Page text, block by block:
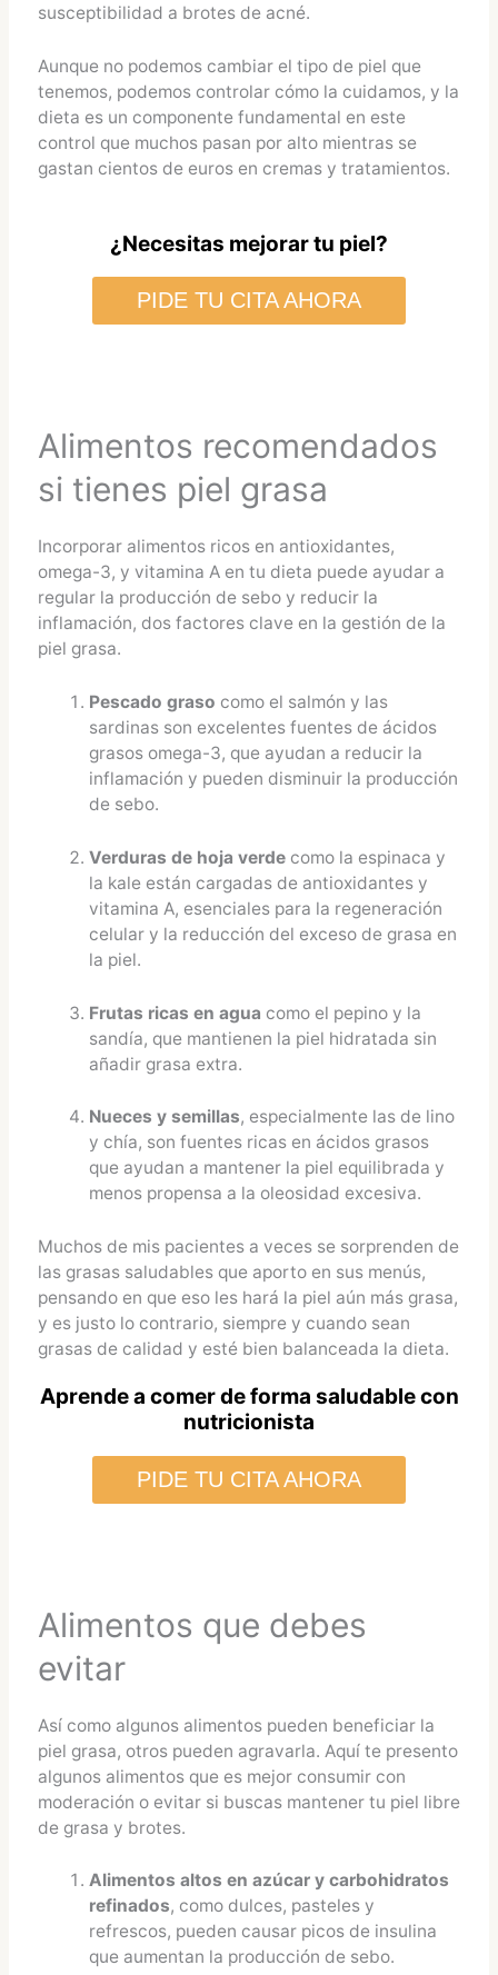
susceptibilidad a brotes de acné.
Aunque no podemos cambiar el tipo de piel que
tenemos, podemos controlar cómo la cuidamos, y la
dieta es un componente fundamental en este
control que muchos pasan por alto mientras se
gastan cientos de euros en cremas y tratamientos.
¿Necesitas mejorar tu piel?
PIDE TU CITA AHORA
Alimentos recomendados
si tienes piel grasa
Incorporar alimentos ricos en antioxidantes,
omega-3, y vitamina A en tu dieta puede ayudar a
regular la producción de sebo y reducir la
inflamación, dos factores clave en la gestión de la
piel grasa.
Pescado graso como el salmón y las
sardinas son excelentes fuentes de ácidos
grasos omega-3, que ayudan a reducir la
inflamación y pueden disminuir la producción
de sebo.
Verduras de hoja verde como la espinaca y
la kale están cargadas de antioxidantes y
vitamina A, esenciales para la regeneración
celular y la reducción del exceso de grasa en
la piel.
Frutas ricas en agua como el pepino y la
sandía, que mantienen la piel hidratada sin
añadir grasa extra.
Nueces y semillas, especialmente las de lino
y chía, son fuentes ricas en ácidos grasos
que ayudan a mantener la piel equilibrada y
menos propensa a la oleosidad excesiva.
Muchos de mis pacientes a veces se sorprenden de
las grasas saludables que aporto en sus menús,
pensando en que eso les hará la piel aún más grasa,
y es justo lo contrario, siempre y cuando sean
grasas de calidad y esté bien balanceada la dieta.
Aprende a comer de forma saludable con
nutricionista
PIDE TU CITA AHORA
Alimentos que debes
evitar
Así como algunos alimentos pueden beneficiar la
piel grasa, otros pueden agravarla. Aquí te presento
algunos alimentos que es mejor consumir con
moderación o evitar si buscas mantener tu piel libre
de grasa y brotes.
Alimentos altos en azúcar y carbohidratos
refinados, como dulces, pasteles y
refrescos, pueden causar picos de insulina
que aumentan la producción de sebo.